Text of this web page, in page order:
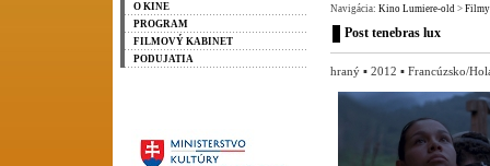
O KINE
PROGRAM
FILMOVÝ KABINET
PODUJATIA
Navigácia: Kino Lumiere-old > Filmy
Post tenebras lux
hraný ▪ 2012 ▪ Francúzsko/